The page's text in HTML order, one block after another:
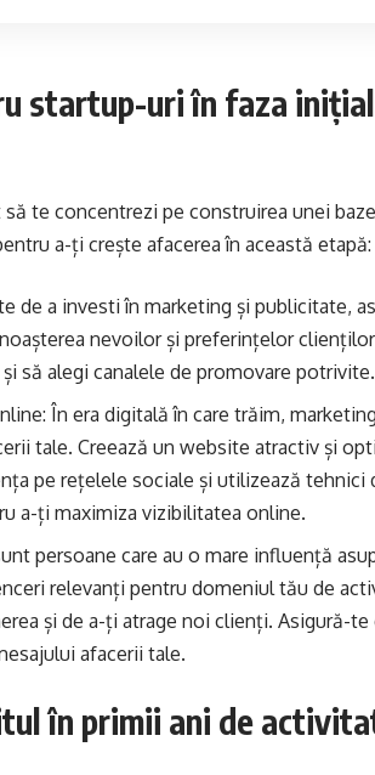
startup-uri în faza
te concentrezi pe construirea unei
a-ți crește afacerea în această etapă:
de a investi în marketing și publicitate,
nevoilor și preferințelor
să alegi canalele de promovare potrivite.
În era digitală în care trăim,
tale. Creează un website atractiv și
pe rețelele sociale și utilizează tehnici
a-ți maximiza vizibilitatea online.
persoane care au o mare influență
relevanți pentru domeniul tău de
și de a-ți atrage noi clienți. Asigură-te
afacerii tale.
în primii ani de